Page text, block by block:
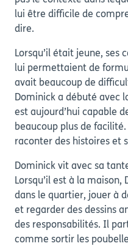
lui être difficile de
dire.
Lorsqu’il était jeune, ses
lui permettaient de
avait beaucoup de
Dominick a débuté avec
est aujourd’hui capable
beaucoup plus de
raconter des histoires et
Dominick vit avec sa
Lorsqu’il est à la
dans le quartier, jouer à
et regarder des dessins
des responsabilités. Il
comme sortir les